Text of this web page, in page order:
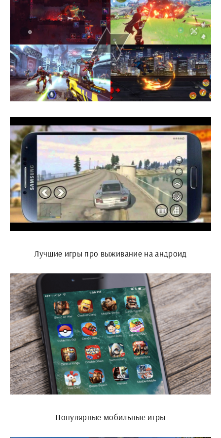
Лучшие игры про выживание на андроид
Популярные мобильные игры